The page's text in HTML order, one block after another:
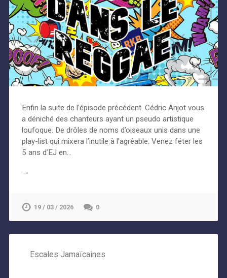
Enfin la suite de l’épisode précédent. Cédric Anjot vous
a déniché des chanteurs ayant un pseudo artistique
loufoque. De drôles de noms d’oiseaux unis dans une
play-list qui mixera l’inutile à l’agréable. Venez féter les
5 ans d’EJ en…
→
19 / 03 / 2026 0
Escales Jamaïcaines